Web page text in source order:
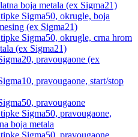
boja metala (ex Sigma21)
Sigma50, okrugle, boja
(ex Sigma21)
Sigma50, okrugle, crna hrom
(ex Sigma21)
pravougaone (ex
pravougaone, start/stop
pravougaone
Sigma50, pravougaone,
boja metala